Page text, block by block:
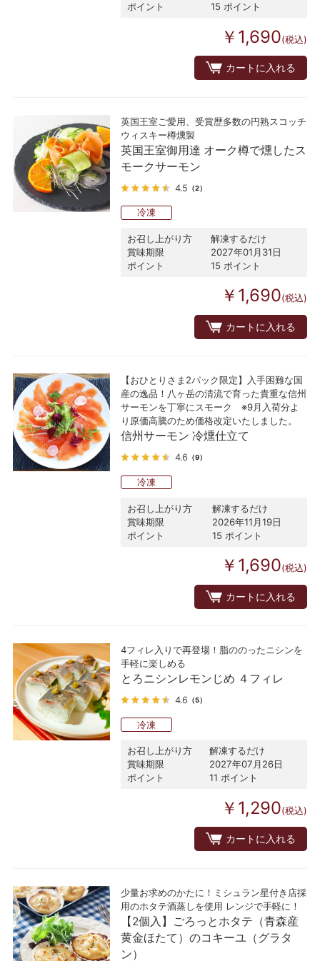
ポイント
15 ポイント
￥1,690(税込)
カートに入れる
英国王室ご愛用、受賞歴多数の円熟スコッチ
ウィスキー樽燻製
英国王室御用達 オーク樽で燻したス
モークサーモン
4.5 （2）
冷凍
お召し上がり方
解凍するだけ
賞味期限
2027年01月31日
ポイント
15 ポイント
￥1,690(税込)
カートに入れる
【おひとりさま2パック限定】入手困難な国
産の逸品！八ヶ岳の清流で育った貴重な信州
サーモンを丁寧にスモーク ※9月入荷分よ
り原価高騰のため価格改定いたしました。
信州サーモン 冷燻仕立て
4.6 （9）
冷凍
お召し上がり方
解凍するだけ
賞味期限
2026年11月19日
ポイント
15 ポイント
￥1,690(税込)
カートに入れる
4フィレ入りで再登場！脂ののったニシンを
手軽に楽しめる
とろニシンレモンじめ ４フィレ
4.6 （5）
冷凍
お召し上がり方
解凍するだけ
賞味期限
2027年07月26日
ポイント
11 ポイント
￥1,290(税込)
カートに入れる
少量お求めのかたに！ミシュラン星付き店採
用のホタテ酒蒸しを使用 レンジで手軽に！
【2個入】ごろっとホタテ（青森産
黄金ほたて）のコキーユ（グラタ
ン）